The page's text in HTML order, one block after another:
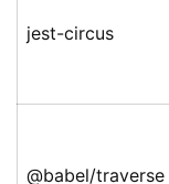
jest-circus
@babel/traverse